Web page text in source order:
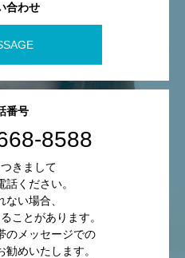
合わせ
番号
8588
きまして
話ください。
ない場合、
ことがあります。
のメッセージでの
めいたします。